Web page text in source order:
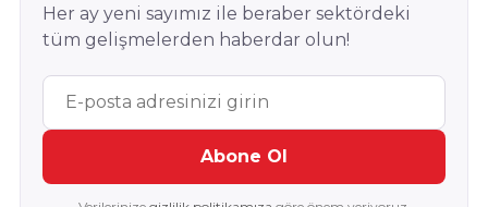
Her ay yeni sayımız ile beraber sektördeki
tüm gelişmelerden haberdar olun!
Abone Ol